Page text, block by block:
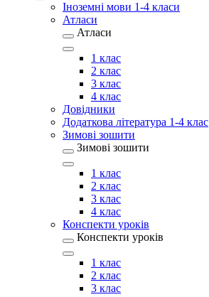
Іноземні мови 1-4 класи
Атласи
Атласи
1 клас
2 клас
3 клас
4 клас
Довідники
Додаткова література 1-4 клас
Зимові зошити
Зимові зошити
1 клас
2 клас
3 клас
4 клас
Конспекти уроків
Конспекти уроків
1 клас
2 клас
3 клас